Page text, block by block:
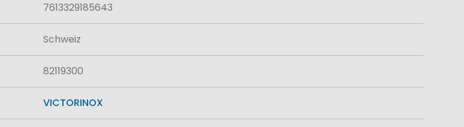
7613329185643
Schweiz
82119300
VICTORINOX